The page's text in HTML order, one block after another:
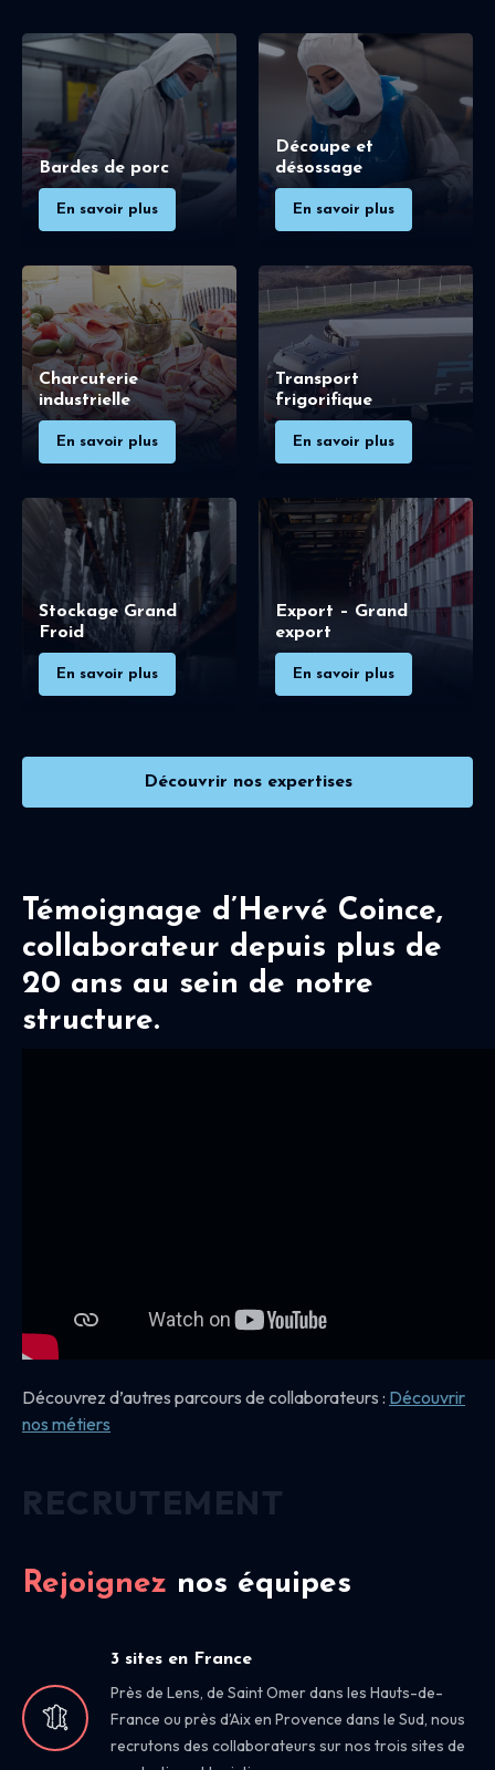
Bardes de porc
En savoir plus
Découpe et
désossage
En savoir plus
Charcuterie
industrielle
En savoir plus
Transport
frigorifique
En savoir plus
Stockage Grand
Froid
En savoir plus
Export – Grand
export
En savoir plus
Découvrir nos expertises
Témoignage d’Hervé Coince,
collaborateur depuis plus de
20 ans au sein de notre
structure.
Découvrez d’autres parcours de collaborateurs : Découvrir
nos métiers
Rejoignez nos équipes
3 sites en France
Près de Lens, de Saint Omer dans les Hauts-de-
France ou près d’Aix en Provence dans le Sud, nous
recrutons des collaborateurs sur nos trois sites de
RECRUTEMENT